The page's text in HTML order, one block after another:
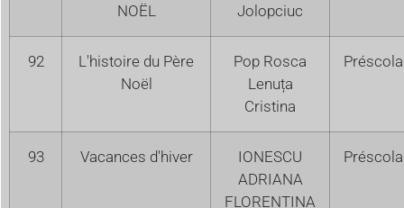
NOËL
Jolopciuc
92
L'histoire du Père
Noël
Pop Rosca
Lenuța
Cristina
93 Vacances d'hiver
IONESCU
ADRIANA
FLORENTINA